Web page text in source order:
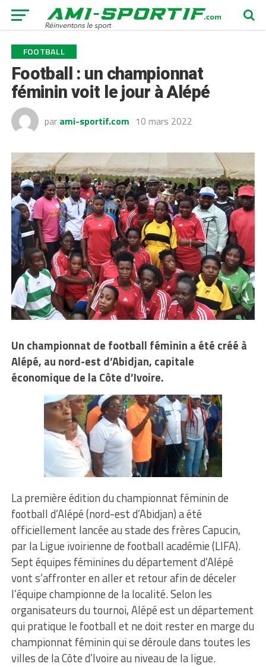
FOOTBALL
Football : un championnat
féminin voit le jour à Alépé
par ami-sportif.com 10 mars 2022
Un championnat de football féminin a été créé à
Alépé, au nord-est d’Abidjan, capitale
économique de la Côte d’Ivoire.
La première édition du championnat féminin de
football d’Alépé (nord-est d’Abidjan) a été
officiellement lancée au stade des frères Capucin,
par la Ligue ivoirienne de football académie (LIFA).
Sept équipes féminines du département d’Alépé
vont s’affronter en aller et retour afin de déceler
l’équipe championne de la localité. Selon les
organisateurs du tournoi, Alépé est un département
qui pratique le football et ne doit rester en marge du
championnat féminin qui se déroule dans toutes les
villes de la Côte d’Ivoire au niveau de la ligue.